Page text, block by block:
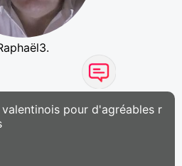
pour d'agréables r